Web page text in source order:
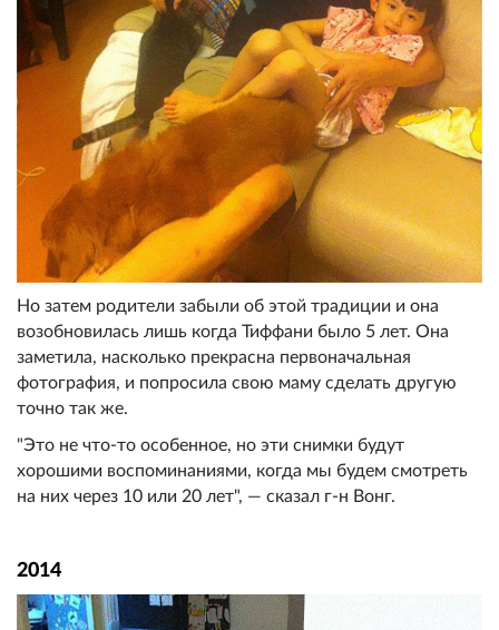
Но затем родители забыли об этой традиции и она
возобновилась лишь когда Тиффани было 5 лет. Она
заметила, насколько прекрасна первоначальная
фотография, и попросила свою маму сделать другую
точно так же.
"Это не что-то особенное, но эти снимки будут
хорошими воспоминаниями, когда мы будем смотреть
на них через 10 или 20 лет", — сказал г-н Вонг.
2014